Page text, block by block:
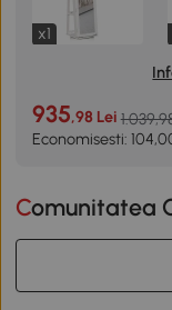
x1
935,98 Lei
Economisesti:
Comunitatea